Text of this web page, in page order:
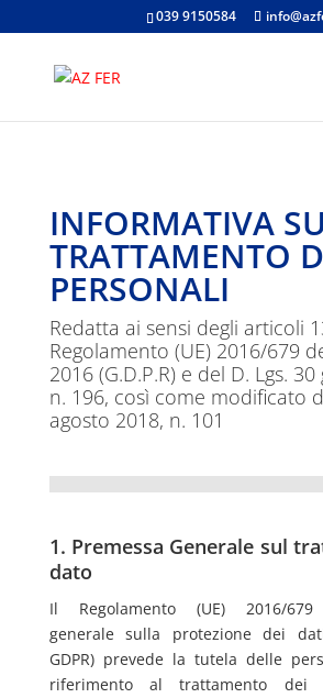
039 9150584
INFORMATIVA
TRATTAMENTO
PERSONALI
Redatta ai sensi degli articoli
Regolamento (UE) 2016/679
2016 (G.D.P.R) e del D. Lgs.
n. 196, così come modificato
agosto 2018, n. 101
1. Premessa Generale sul
dato
Il Regolamento (UE) 2016/679
generale sulla protezione dei
GDPR) prevede la tutela delle
riferimento al trattamento dei